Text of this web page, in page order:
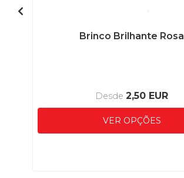
Brinco Brilhante Rosa
Desde 2,50 EUR
VER OPÇÕES